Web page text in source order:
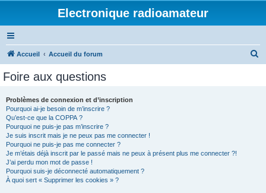
Electronique radioamateur
Accueil Accueil du forum
Foire aux questions
Problèmes de connexion et d’inscription
Pourquoi ai-je besoin de m’inscrire ?
Qu’est-ce que la COPPA ?
Pourquoi ne puis-je pas m’inscrire ?
Je suis inscrit mais je ne peux pas me connecter !
Pourquoi ne puis-je pas me connecter ?
Je m’étais déjà inscrit par le passé mais ne peux à présent plus me connecter ?!
J’ai perdu mon mot de passe !
Pourquoi suis-je déconnecté automatiquement ?
À quoi sert « Supprimer les cookies » ?